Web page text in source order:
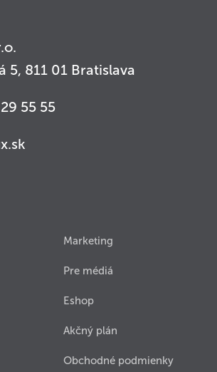
5, 811 01 Bratislava
55 55
Marketing
Pre médiá
Eshop
Akčný plán
Obchodné podmienky